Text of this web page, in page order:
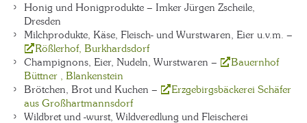
Honig und Honigprodukte – Imker Jürgen Zscheile,
Dresden
Milchprodukte, Käse, Fleisch- und Wurstwaren, Eier u.v.m. –
Rößlerhof, Burkhardsdorf
Champignons, Eier, Nudeln, Wurstwaren –
Bauernhof
Büttner , Blankenstein
Brötchen, Brot und Kuchen –
Erzgebirgsbäckerei Schäfer
aus Großhartmannsdorf
Wildbret und -wurst, Wildveredlung und Fleischerei